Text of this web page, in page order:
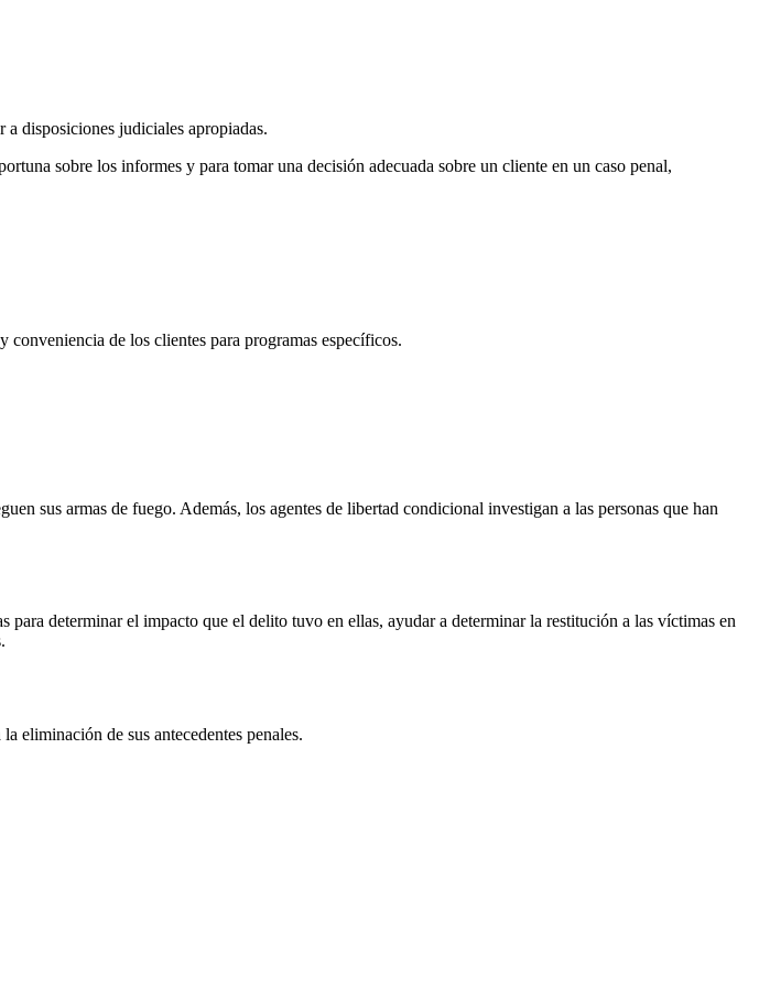
disposiciones judiciales apropiadas.
sobre los informes y para tomar una decisión adecuada sobre un cliente en un caso penal,
de los clientes para programas específicos.
sus armas de fuego. Además, los agentes de libertad condicional investigan a las personas que han
determinar el impacto que el delito tuvo en ellas, ayudar a determinar la restitución a las víctimas en
eliminación de sus antecedentes penales.